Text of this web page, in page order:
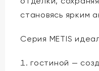
становясь ярким
Серия METIS
гостиной —